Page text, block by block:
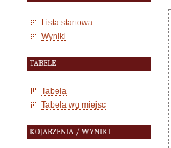
Lista startowa
Wyniki
TABELE
Tabela
Tabela wg miejsc
KOJARZENIA / WYNIKI